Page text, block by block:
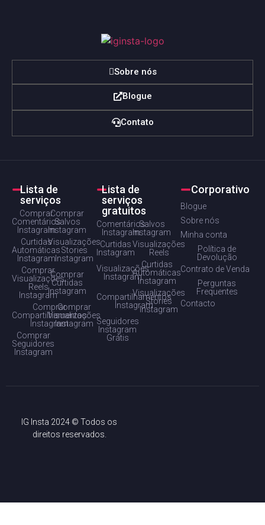
Sobre nós
Blogue
Contato
Lista de
serviços
Comprar
Comentários
Instagram
Comprar
Salvos
Instagram
Curtidas
Automáticas
Instagram
Visualizações
Stories
Instagram
Comprar
Visualizações
Reels
Instagram
Comprar
Curtidas
Instagram
Comprar
Compartilhamentos
Instagram
Comprar
Visualizações
Instagram
Comprar
Seguidores
Instagram
Lista de
serviços
gratuitos
Comentários
Instagram
Salvos
Instagram
Curtidas
Instagram
Visualizações
Reels
Visualizações
Instagram
Curtidas
Automáticas
Instagram
Compartilhamentos
Instagram
Visualizações
Stories
Instagram
Seguidores
Instagram
Grátis
Corporativo
Blogue
Sobre nós
Minha conta
Política de
Devolução
Contrato de Venda
Perguntas
Frequentes
Contacto
IG Insta 2024 © Todos os
direitos reservados.